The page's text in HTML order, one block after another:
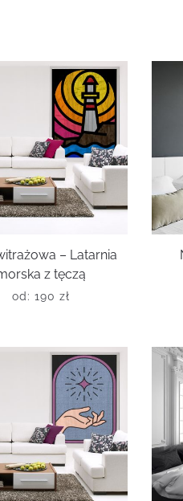
– Latarnia
z tęczą
od: 190 zł